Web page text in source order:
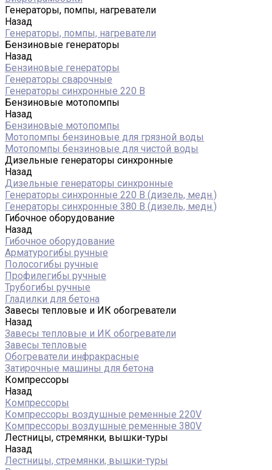
Генераторы, помпы, нагреватели
Назад
Генераторы, помпы, нагреватели
Бензиновые генераторы
Назад
Бензиновые генераторы
Генераторы сварочные
Генераторы синхронные 220 В
Бензиновые мотопомпы
Назад
Бензиновые мотопомпы
Мотопомпы бензиновые для грязной воды
Мотопомпы бензиновые для чистой воды
Дизельные генераторы синхронные
Назад
Дизельные генераторы синхронные
Генераторы синхронные 220 В (дизель, медн.)
Генераторы синхронные 380 В (дизель, медн.)
Гибочное оборудование
Назад
Гибочное оборудование
Арматурогибы ручные
Полосогибы ручные
Профилегибы ручные
Трубогибы ручные
Гладилки для бетона
Завесы тепловые и ИК обогреватели
Назад
Завесы тепловые и ИК обогреватели
Завесы тепловые
Обогреватели инфракрасные
Затирочные машины для бетона
Компрессоры
Назад
Компрессоры
Компрессоры воздушные ременные 220V
Компрессоры воздушные ременные 380V
Лестницы, стремянки, вышки-туры
Назад
Лестницы, стремянки, вышки-туры